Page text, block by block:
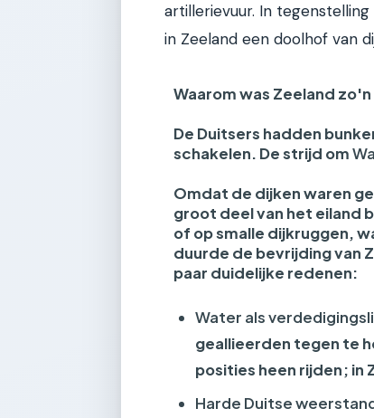
artillerievuur. In
in Zeeland een doolhof van
Waarom was Zeeland zo'n
De Duitsers hadden
schakelen. De strijd om
Omdat de dijken waren
groot deel van het eiland
of op smalle dijkruggen,
duurde de bevrijding van
paar duidelijke redenen:
Water als
geallieerden tegen te
posities heen rijden; in
Harde Duitse